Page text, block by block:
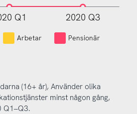
Q1 2020 Q3
Arbetar Pensionär
(16+ år), Använder olika
minst någon gång,
Q1–Q3.